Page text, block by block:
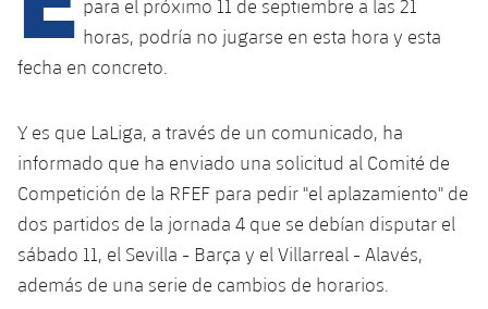
plusicon
más
Instalaciones
Spotify Camp Nou
Palau Blaugrana
SUB13
SUB11 A
SUB11 B
SUB10 A
SUB13 B
SUB11 C
Resultados
Clasificación
Jugadores
Base
Barça Atlètic
Cadete A
Cadete B
Infantil A
Campus Verano
Primer Equipo
plusicon
más
Actualidad
Calendario
Entradas
Barça Atlètic
plusicon
más
Actualidad
Calendario
Base
plusicon
más
para el próximo 11 de septiembre a las 21
horas, podría no jugarse en esta hora y esta
fecha en concreto.
Y es que LaLiga, a través de un comunicado, ha
informado que ha enviado una solicitud al Comité de
Competición de la RFEF para pedir "el aplazamiento" de
dos partidos de la jornada 4 que se debían disputar el
sábado 11, el Sevilla - Barça y el Villarreal - Alavés,
además de una serie de cambios de horarios.